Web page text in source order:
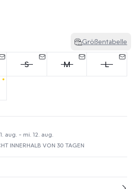
Größentabelle
S M L
aug. - mi. 12. aug.
INNERHALB VON 30 TAGEN